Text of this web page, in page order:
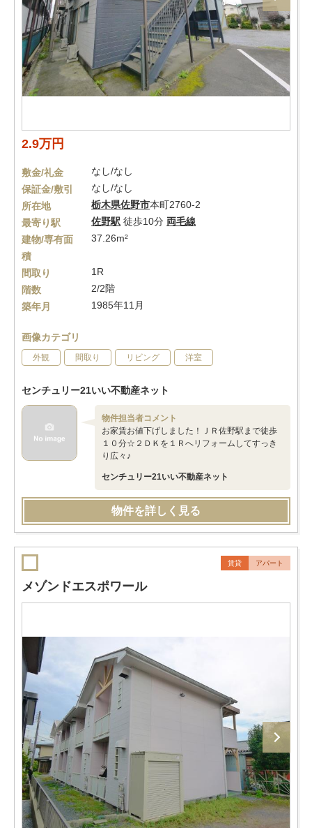
2.9万円
敷金/礼金
なし/なし
保証金/敷引
なし/なし
所在地
栃木県佐野市本町2760-2
最寄り駅
佐野駅 徒歩10分 両毛線
建物/専有面
積
37.26m²
間取り
1R
階数
2/2階
築年月
1985年11月
画像カテゴリ
外観 間取り リビング 洋室
センチュリー21いい不動産ネット
物件担当者コメント
お家賃お値下げしました！ＪＲ佐野駅まで徒歩
１０分☆２ＤＫを１Ｒへリフォームしてすっき
り広々♪
センチュリー21いい不動産ネット
物件を詳しく見る
賃貸 アパート
メゾンドエスポワール